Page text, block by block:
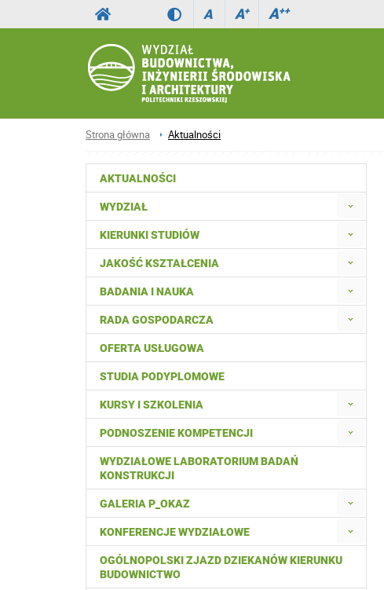
A A+ A++
Strona główna Aktualności
AKTUALNOŚCI
WYDZIAŁ
KIERUNKI STUDIÓW
JAKOŚĆ KSZTAŁCENIA
BADANIA I NAUKA
RADA GOSPODARCZA
OFERTA USŁUGOWA
STUDIA PODYPLOMOWE
KURSY I SZKOLENIA
PODNOSZENIE KOMPETENCJI
WYDZIAŁOWE LABORATORIUM BADAŃ
KONSTRUKCJI
GALERIA P_OKAZ
KONFERENCJE WYDZIAŁOWE
OGÓLNOPOLSKI ZJAZD DZIEKANÓW KIERUNKU
BUDOWNICTWO